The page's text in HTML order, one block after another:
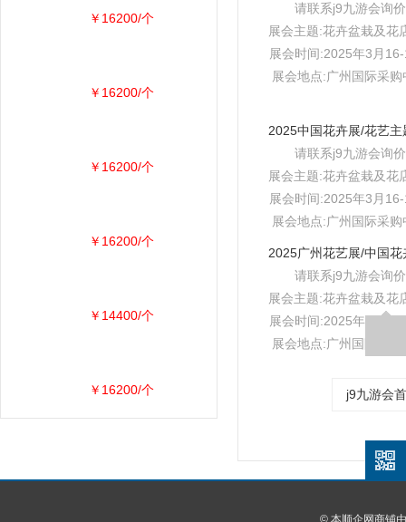
请联系j9九游会询价
展会主题:花卉盆栽及花
展会时间:2025年3月
展会地点:广州国际采购
请联系j9九游会询价
展会主题:花卉盆栽及花
展会时间:2025年3月
展会地点:广州国际采购
请联系j9九游会询价
展会主题:花卉盆栽及花
展会时间:2025年3月
展会地点:广州国际采购
j9九游会
￥16200/个
￥16200/个
￥16200/个
￥16200/个
￥14400/个
￥16200/个
© 本顺企网商铺由